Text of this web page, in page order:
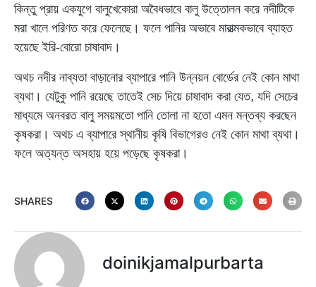
কিন্তু প্রায় একযুগে বালুখেকোরা অবৈধভাবে বালু উত্তোলন করে নদীটিকে
মরা খালে পরিণত করে ফেলেছে। ফলে পানির অভাবে মারাত্মকভাবে ব্যাহত
হয়েছে ইরি-বোরো চাষাবাদ।
অথচ নদীর নাব্যতা বাড়ানোর ব্যাপারে পানি উন্নয়ন বোর্ডের নেই কোন মাথা
ব্যথা। যেটুকু পানি রয়েছে তাতেই সেচ দিয়ে চাষাবাদ করা যেত, যদি সেচের
মাধ্যমে অনবরত বালু সময়মতো পানি তোলা না হতো এমন মন্তব্য করছেন
কৃষকরা। অথচ এ ব্যাপারে স্থানীয় কৃষি বিভাগেরও নেই কোন মাথা ব্যথা।
ফলে অত্যন্ত অসহায় হয়ে পড়েছে কৃষকরা।
SHARES
doinikjamalpurbarta